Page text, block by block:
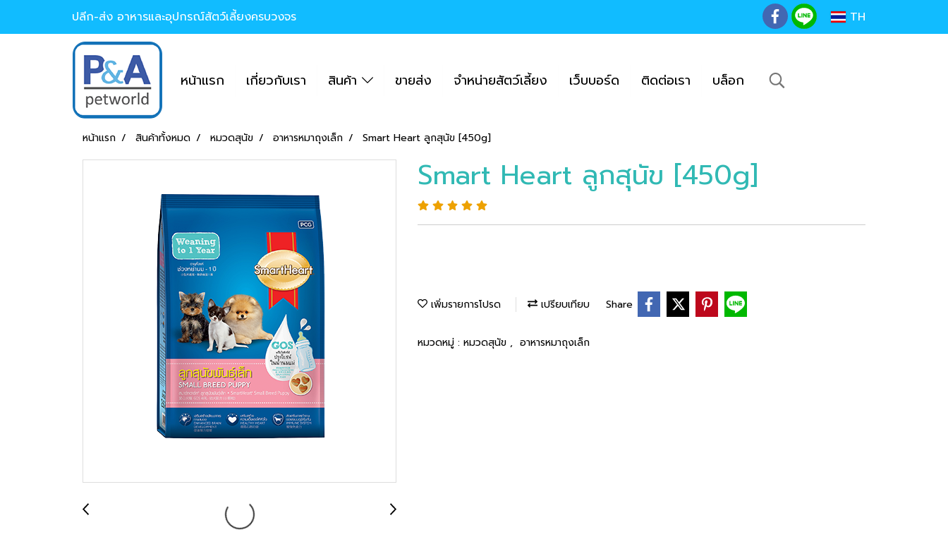
ปลีก-ส่ง อาหารและอุปกรณ์สัตว์เลี้ยงครบวงจร TH
หน้าแรก เกี่ยวกับเรา สินค้า ขายส่ง จำหน่ายสัตว์เลี้ยง เว็บบอร์ด ติดต่อเรา บล็อก
หน้าแรก สินค้าทั้งหมด หมวดสุนัข อาหารหมาถุงเล็ก Smart Heart ลูกสุนัข [450g]
Smart Heart ลูกสุนัข [450g]
เพิ่มรายการโปรด เปรียบเทียบ Share
หมวดหมู่ : หมวดสุนัข , อาหารหมาถุงเล็ก